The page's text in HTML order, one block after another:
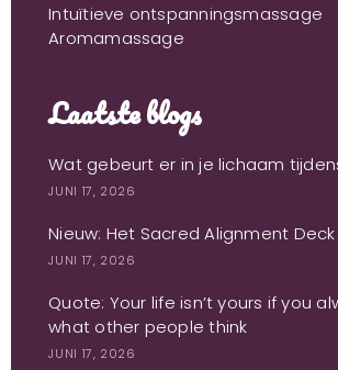
Intuïtieve ontspanningsmassage
Aromamassage
Laatste blogs
Wat gebeurt er in je lichaam
JUNI 17, 2026
Nieuw: Het Sacred Alignment Deck
JUNI 17, 2026
Quote: Your life isn’t yours if you
what other people think
JUNI 17, 2026